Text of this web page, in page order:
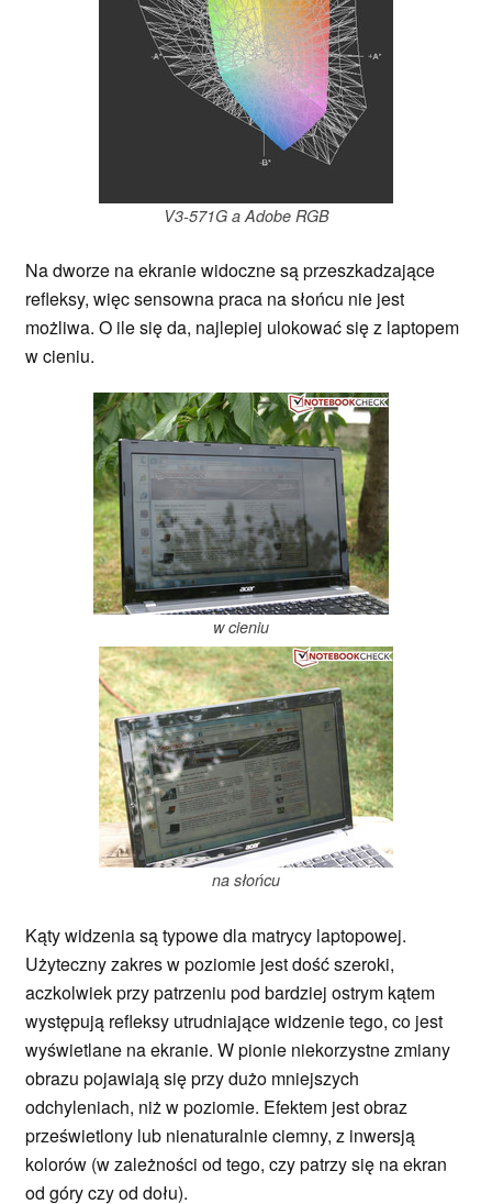
V3-571G a Adobe RGB
Na dworze na ekranie widoczne są przeszkadzające
refleksy, więc sensowna praca na słońcu nie jest
możliwa. O ile się da, najlepiej ulokować się z laptopem
w cieniu.
w cieniu
na słońcu
Kąty widzenia są typowe dla matrycy laptopowej.
Użyteczny zakres w poziomie jest dość szeroki,
aczkolwiek przy patrzeniu pod bardziej ostrym kątem
występują refleksy utrudniające widzenie tego, co jest
wyświetlane na ekranie. W pionie niekorzystne zmiany
obrazu pojawiają się przy dużo mniejszych
odchyleniach, niż w poziomie. Efektem jest obraz
prześwietlony lub nienaturalnie ciemny, z inwersją
kolorów (w zależności od tego, czy patrzy się na ekran
od góry czy od dołu).